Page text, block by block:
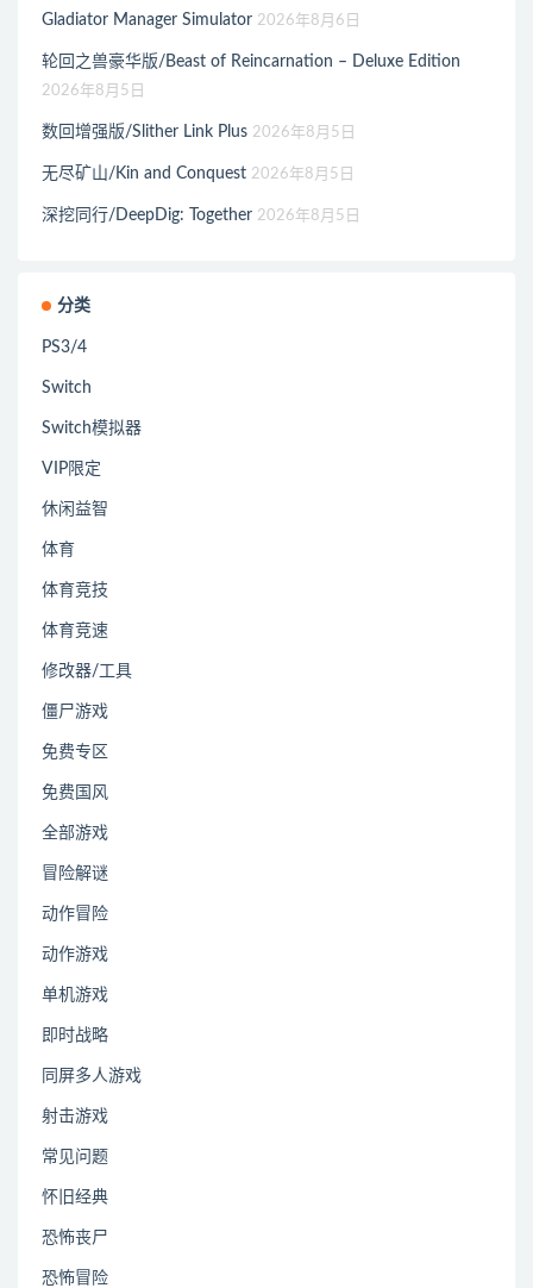
Gladiator Manager Simulator 2026年8月6日
轮回之兽豪华版/Beast of Reincarnation – Deluxe Edition
2026年8月5日
数回增强版/Slither Link Plus 2026年8月5日
无尽矿山/Kin and Conquest 2026年8月5日
深挖同行/DeepDig: Together 2026年8月5日
分类
PS3/4
Switch
Switch模拟器
VIP限定
休闲益智
体育
体育竞技
体育竞速
修改器/工具
僵尸游戏
免费专区
免费国风
全部游戏
冒险解谜
动作冒险
动作游戏
单机游戏
即时战略
同屏多人游戏
射击游戏
常见问题
怀旧经典
恐怖丧尸
恐怖冒险